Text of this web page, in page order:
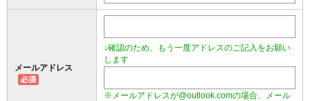
メールアドレス
↓確認のため、もう一度アドレスのご記入をお願い
します
※メールアドレスが@outlook.comの場合、メール